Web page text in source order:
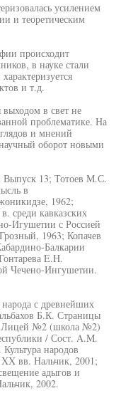
усилением
и теоретическим
происходит
в науке стали
и т.д.
выходом в свет не
проблематике. На
и мнений
оборот новыми
Выпуск 13; Тотоев М.С.
в
1962;
среди кавказских
Игушетии с Россией
1963; Копачев
Балкарии
E.H.
Чечено-Ингушетии.
с древнейших
Б.К. Страницы
Лицей №2 (школа №2)
/ Сост. A.M.
народов
вв. Нальчик, 2001;
адыгов и
2002.